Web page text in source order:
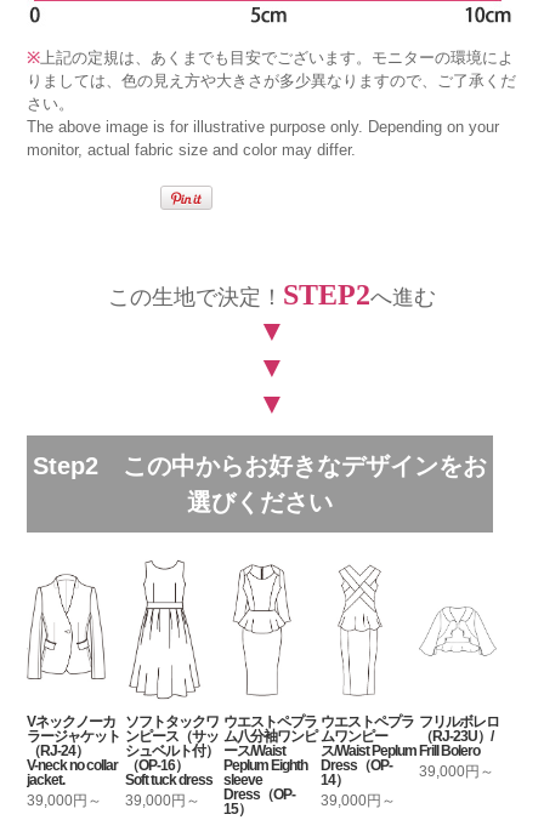
※上記の定規は、あくまでも目安でございます。モニターの環境によ
りましては、色の見え方や大きさが多少異なりますので、ご了承くだ
さい。
The above image is for illustrative purpose only. Depending on your
monitor, actual fabric size and color may differ.
この生地で決定！ STEP2へ進む
▼
▼
▼
Step2 この中からお好きなデザインをお
選びください
Vネックノーカ
ラージャケット
（RJ-24）
V-neck no collar
jacket.
39,000円～
ソフトタックワ
ンピース（サッ
シュベルト付）
（OP-16）
Soft tuck dress
39,000円～
ウエストペプラ
ム八分袖ワンピ
ース/Waist
Peplum Eighth
sleeve
Dress（OP-
15）
ウエストペプラ
ムワンピー
ス/Waist Peplum
Dress（OP-
14）
39,000円～
フリルボレロ
（RJ-23U）/
Frill Bolero
39,000円～